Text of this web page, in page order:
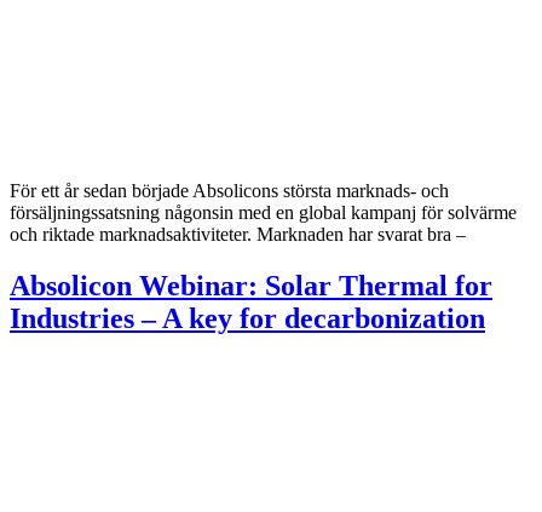
För ett år sedan började Absolicons största marknads- och
försäljningssatsning någonsin med en global kampanj för solvärme
och riktade marknadsaktiviteter. Marknaden har svarat bra –
Absolicon Webinar: Solar Thermal for
Industries – A key for decarbonization